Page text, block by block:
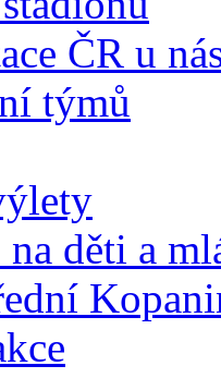
ČR u
týmů
děti a